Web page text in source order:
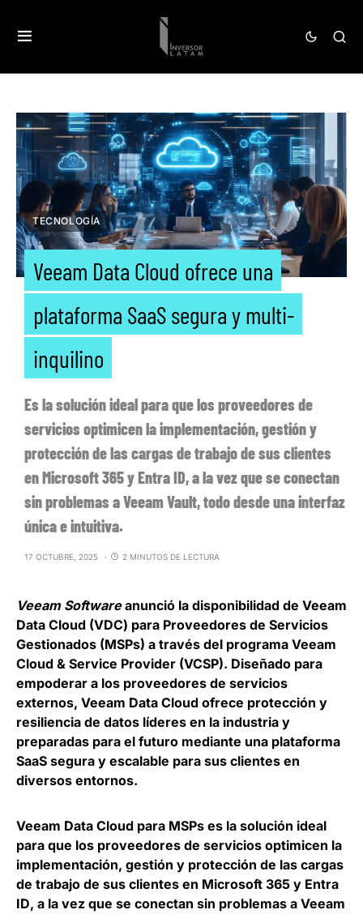
TECNOLOGÍA
Veeam Data Cloud ofrece una
plataforma SaaS segura y multi-
inquilino
Es la solución ideal para que los proveedores de
servicios optimicen la implementación, gestión y
protección de las cargas de trabajo de sus clientes
en Microsoft 365 y Entra ID, a la vez que se conectan
sin problemas a Veeam Vault, todo desde una interfaz
única e intuitiva.
17 OCTUBRE, 2025 2 MINUTOS DE LECTURA
Veeam Softwareanunció la disponibilidad de Veeam
Data Cloud (VDC) para Proveedores de Servicios
Gestionados (MSPs) a través del programa Veeam
Cloud & Service Provider (VCSP). Diseñado para
empoderar a los proveedores de servicios
externos, Veeam Data Cloud ofrece protección y
resiliencia de datos líderes en la industria y
preparadas para el futuro mediante una plataforma
SaaS segura y escalable para sus clientes en
diversos entornos.
Veeam Data Cloud para MSPs es la solución ideal
para que los proveedores de servicios optimicen la
implementación, gestión y protección de las cargas
de trabajo de sus clientes en Microsoft 365 y Entra
ID, a la vez que se conectan sin problemas a Veeam